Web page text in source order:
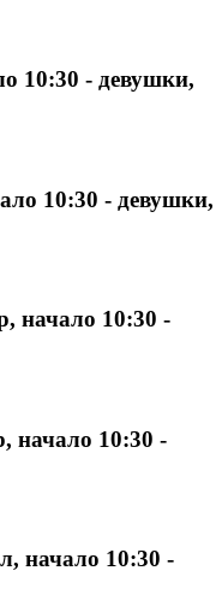
10:30 - девушки,
10:30 - девушки,
начало 10:30 -
начало 10:30 -
начало 10:30 -